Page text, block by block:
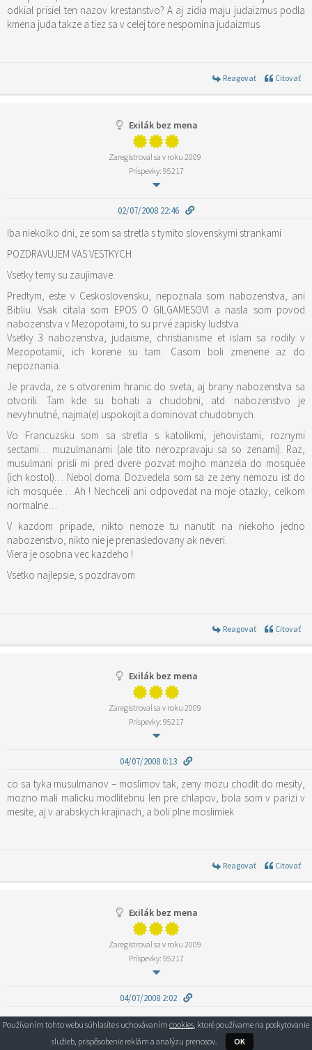
odkial prisiel ten nazov krestanstvo? A aj zidia maju judaizmus podla
kmena juda takze a tiez sa v celej tore nespomina judaizmus
Reagovať Citovať
Exilák bez mena
Zaregistroval sa v roku 2009
Príspevky: 95217
02/07/2008 22:46
Iba niekolko dni, ze som sa stretla s tymito slovenskymi strankami
POZDRAVUJEM VAS VESTKYCH
Vsetky temy su zaujimave.
Predtym, este v Ceskoslovensku, nepoznala som nabozenstva, ani
Bibliu. Vsak citala som EPOS O GILGAMESOVI a nasla som povod
nabozenstva v Mezopotami, to su prvé zapisky ludstva.
Vsetky 3 nabozenstva, judaisme, christianisme et islam sa rodily v
Mezopotamii, ich korene su tam. Casom boli zmenene az do
nepoznania.
Je pravda, ze s otvorenim hranic do sveta, aj brany nabozenstva sa
otvorili. Tam kde su bohati a chudobni, atd. nabozenstvo je
nevyhnutné, najma(e) uspokojit a dominovat chudobnych.
Vo Francuzsku som sa stretla s katolikmi, jehovistami, roznymi
sectami… muzulmanami (ale tito nerozpravaju sa so zenami). Raz,
musulmani prisli mi pred dvere pozvat mojho manzela do mosquée
(ich kostol)… Nebol doma. Dozvedela som sa ze zeny nemozu ist do
ich mosquée… Ah ! Nechceli ani odpovedat na moje otazky, celkom
normalne…
V kazdom pripade, nikto nemoze tu nanutit na niekoho jedno
nabozenstvo, nikto nie je prenasledovany ak neveri.
Viera je osobna vec kazdeho !
Vsetko najlepsie, s pozdravom
Reagovať Citovať
Exilák bez mena
Zaregistroval sa v roku 2009
Príspevky: 95217
04/07/2008 0:13
co sa tyka musulmanov – moslimov tak, zeny mozu chodit do mesity,
mozno mali malicku modlitebnu len pre chlapov, bola som v parizi v
mesite, aj v arabskych krajinach, a boli plne moslimiek
Reagovať Citovať
Exilák bez mena
Zaregistroval sa v roku 2009
Príspevky: 95217
04/07/2008 2:02
Z cistej zaujimavosti, hladala som na web ako to vlastne je so zenami
moslinkami, mozu ist alebo nie do mosquée modlit sa. Nasla som vela
Používaním tohto webu súhlasíte s uchovávaním cookies, ktoré používame na poskytovanie
služieb, prispôsobenie reklám a analýzu prenosov.
OK